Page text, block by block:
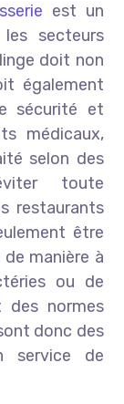
est un
secteurs
doit non
également
sécurité et
médicaux,
selon des
toute
restaurants
être
manière à
ou de
des normes
donc des
service de